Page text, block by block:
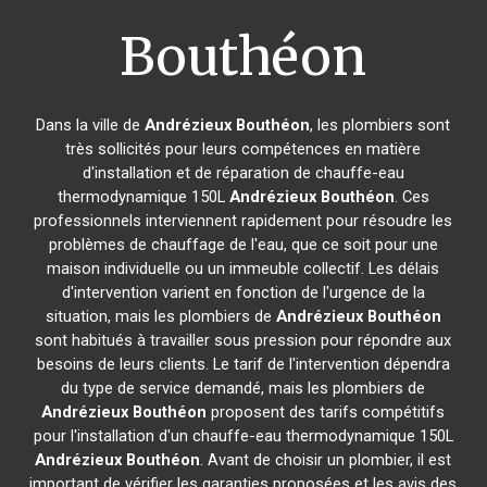
Bouthéon
Dans la ville deAndrézieux Bouthéon, les plombiers sont
très sollicités pour leurs compétences en matière
d'installation et de réparation de chauffe-eau
thermodynamique 150L Andrézieux Bouthéon. Ces
professionnels interviennent rapidement pour résoudre les
problèmes de chauffage de l'eau, que ce soit pour une
maison individuelle ou un immeuble collectif. Les délais
d'intervention varient en fonction de l'urgence de la
situation, mais les plombiers de Andrézieux Bouthéon
sont habitués à travailler sous pression pour répondre aux
besoins de leurs clients. Le tarif de l'intervention dépendra
du type de service demandé, mais les plombiers de
Andrézieux Bouthéon proposent des tarifs compétitifs
pour l'installation d'un chauffe-eau thermodynamique 150L
Andrézieux Bouthéon. Avant de choisir un plombier, il est